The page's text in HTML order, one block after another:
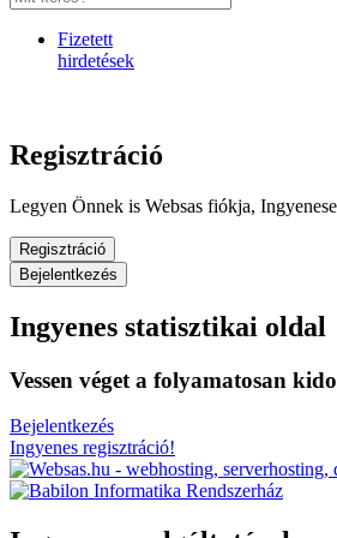
Fizetett
hirdetések
Regisztráció
Legyen Önnek is Websas fiókja,
Regisztráció
Bejelentkezés
Ingyenes statisztikai oldal
Vessen véget a folyamatosan
Bejelentkezés
Ingyenes regisztráció!